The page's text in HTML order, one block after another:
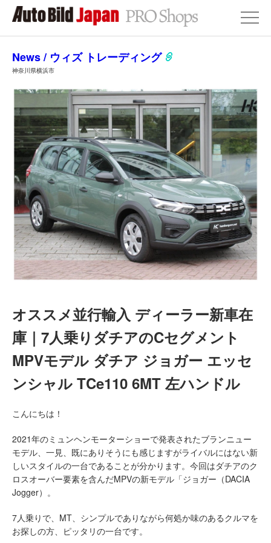
News / ウィズ トレーディング
神奈川県横浜市
オススメ並行輸入 ディーラー新車在
庫｜7人乗りダチアのCセグメント
MPVモデル ダチア ジョガー エッセ
ンシャル TCe110 6MT 左ハンドル
こんにちは！
2021年のミュンヘンモーターショーで発表されたブランニュー
モデル、一見、既にありそうにも感じますがライバルにはない新
しいスタイルの一台であることが分かります。今回はダチアのク
ロスオーバー要素を含んだMPVの新モデル「ジョガー（DACIA
Jogger）。
7人乗りで、MT、シンプルでありながら何処か味のあるクルマを
お探しの方、ピッタリの一台です。